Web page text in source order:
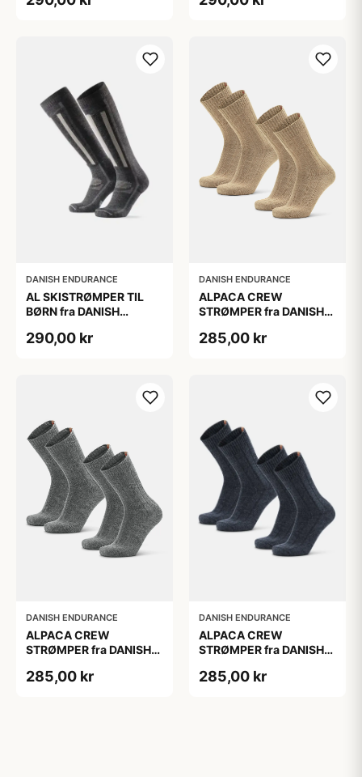
DANISH ENDURANCE
AL SKISTRØMPER TIL
BØRN fra DANISH
Mørkegrå/Lysegrå, 35-
290,00 kr
DANISH ENDURANCE
ALPACA CREW
STRØMPER fra DANISH
38, Varm og åndbar
285,00 kr
DANISH ENDURANCE
ALPACA CREW
STRØMPER fra DANISH
38, Varm og åndbar
285,00 kr
DANISH ENDURANCE
ALPACA CREW
STRØMPER fra DANISH
38, Varm og åndbar
285,00 kr